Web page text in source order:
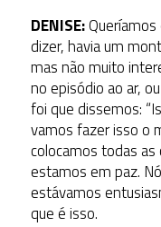
DENISE:Queríamos
dizer, havia um
mas não muito
no episódio ao ar,
foi que dissemos:
vamos fazer isso o
colocamos todas
estamos em paz.
estávamos
que é isso.